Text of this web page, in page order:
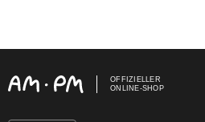
OFFIZIELLER
ONLINE-SHOP